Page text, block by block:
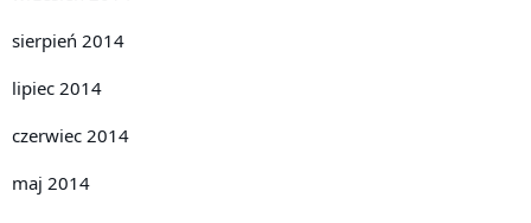
sierpień 2014
lipiec 2014
czerwiec 2014
maj 2014